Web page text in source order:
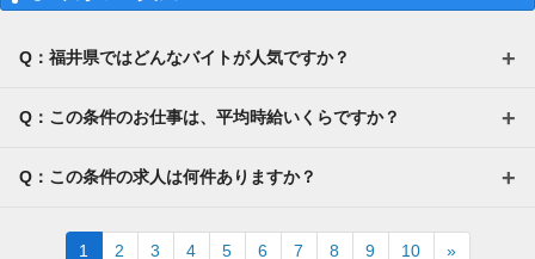
Q：福井県ではどんなバイトが人気ですか？
Q：この条件のお仕事は、平均時給いくらですか？
Q：この条件の求人は何件ありますか？
1 2 3 4 5 6 7 8 9 10 »Next